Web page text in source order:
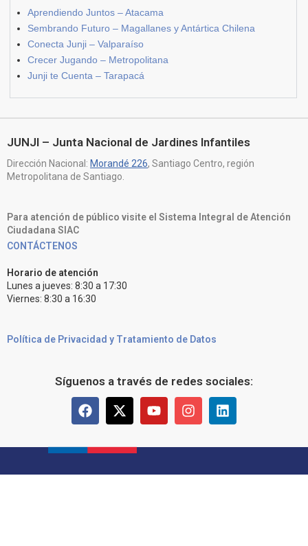
Aprendiendo Juntos – Atacama
Sembrando Futuro – Magallanes y Antártica Chilena
Conecta Junji – Valparaíso
Crecer Jugando – Metropolitana
Junji te Cuenta – Tarapacá
JUNJI – Junta Nacional de Jardines Infantiles
Dirección Nacional: Morandé 226, Santiago Centro, región
Metropolitana de Santiago.
Para atención de público visite el Sistema Integral de Atención
Ciudadana SIAC
CONTÁCTENOS
Horario de atención
Lunes a jueves: 8:30 a 17:30
Viernes: 8:30 a 16:30
Política de Privacidad y Tratamiento de Datos
Síguenos a través de redes sociales: